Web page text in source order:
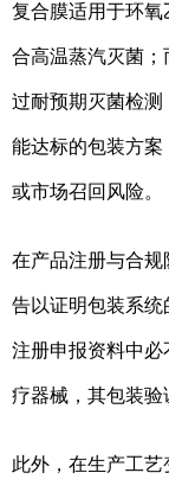
复合膜适用于环
合高温蒸汽灭菌；
过耐预期灭菌检
能达标的包装方
或市场召回风险。
在产品注册与合
告以证明包装系
注册申报资料中
疗器械，其包装验
此外，在生产工